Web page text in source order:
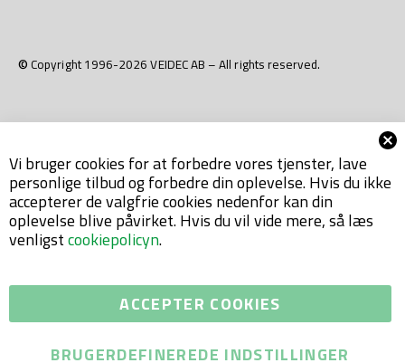
© Copyright 1996-2026 VEIDEC AB – All rights reserved.
Vi bruger cookies for at forbedre vores tjenster, lave
personlige tilbud og forbedre din oplevelse. Hvis du ikke
accepterer de valgfrie cookies nedenfor kan din
oplevelse blive påvirket. Hvis du vil vide mere, så læs
venligstcookiepolicyn.
ACCEPTER COOKIES
BRUGERDEFINEREDE INDSTILLINGER